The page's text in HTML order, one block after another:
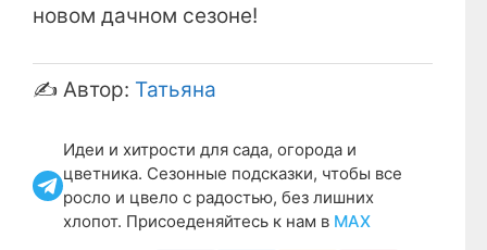
новом дачном сезоне!
✍️ Автор: Татьяна
Идеи и хитрости для сада, огорода и
цветника. Сезонные подсказки, чтобы все
росло и цвело с радостью, без лишних
хлопот. Присоеденяйтесь к нам в МАХ